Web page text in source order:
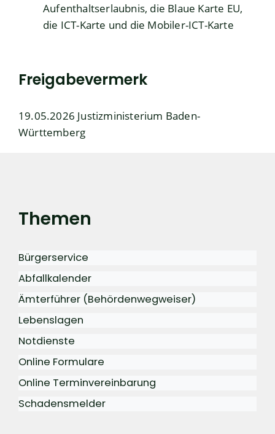
Aufenthaltserlaubnis, die Blaue Karte EU,
die ICT-Karte und die Mobiler-ICT-Karte
Freigabevermerk
19.05.2026 Justizministerium Baden-
Württemberg
Themen
Bürgerservice
Abfallkalender
Ämterführer (Behördenwegweiser)
Lebenslagen
Notdienste
Online Formulare
Online Terminvereinbarung
Schadensmelder